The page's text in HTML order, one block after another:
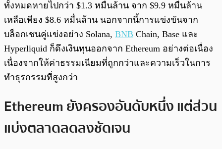
ทั้งหมดหายไปกว่า $1.3 หมื่นล้าน จาก $9.9 หมื่นล้าน
เหลือเพียง $8.6 หมื่นล้าน นอกจากนี้การแข่งขันจาก
บล็อกเชนคู่แข่งอย่าง Solana, BNB Chain, Base และ
Hyperliquid ก็ดึงเงินทุนออกจาก Ethereum อย่างต่อเนื่อง
เนื่องจากให้ค่าธรรมเนียมที่ถูกกว่าและความเร็วในการ
ทำธุรกรรมที่สูงกว่า
Ethereum ยังครองอันดับหนึ่ง แต่ส่วน
แบ่งตลาดลดลงชัดเจน